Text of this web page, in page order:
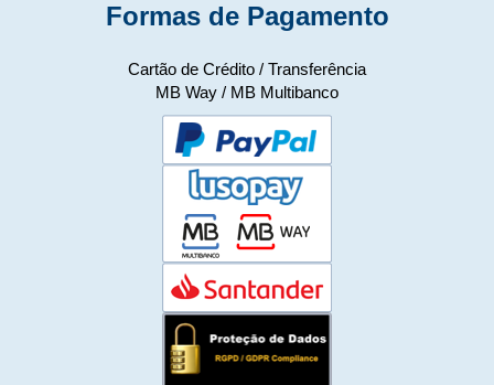
Formas de Pagamento
Cartão de Crédito / Transferência
MB Way / MB Multibanco